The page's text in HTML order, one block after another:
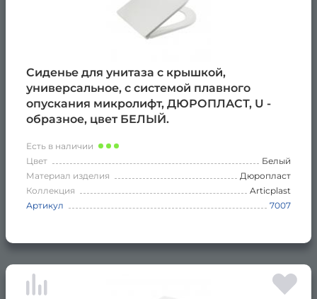
Сиденье для унитаза с крышкой,
универсальное, с системой плавного
опускания микролифт, ДЮРОПЛАСТ, U -
образное, цвет БЕЛЫЙ.
Есть в наличии
Цвет
Белый
Материал изделия
Дюропласт
Коллекция
Articplast
Артикул
7007